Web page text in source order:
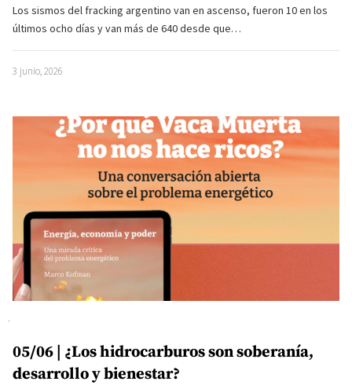
Los sismos del fracking argentino van en ascenso, fueron 10 en los
últimos ocho días y van más de 640 desde que…
3 junio, 2026
05/06 | ¿Los hidrocarburos son soberanía,
desarrollo y bienestar?